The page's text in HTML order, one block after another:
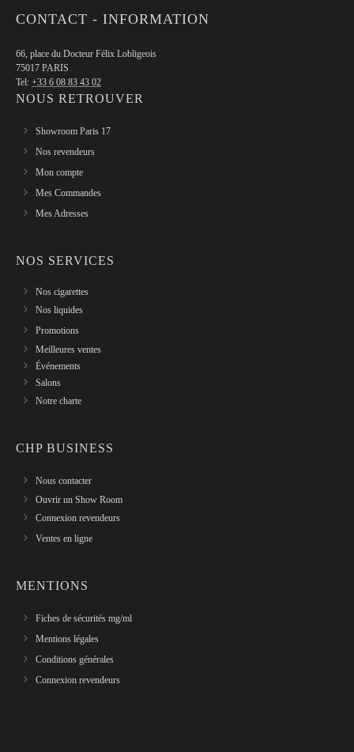
CONTACT - INFORMATION
66, place du Docteur Félix Lobligeois
75017 PARIS
Tel: +33 6 08 83 43 02
NOUS RETROUVER
Showroom Paris 17
Nos revendeurs
Mon compte
Mes Commandes
Mes Adresses
NOS SERVICES
Nos cigarettes
Nos liquides
Promotions
Meilleures ventes
Événements
Salons
Notre charte
CHP BUSINESS
Nous contacter
Ouvrir un Show Room
Connexion revendeurs
Ventes en ligne
MENTIONS
Fiches de sécurités mg/ml
Mentions légales
Conditions générales
Connexion revendeurs